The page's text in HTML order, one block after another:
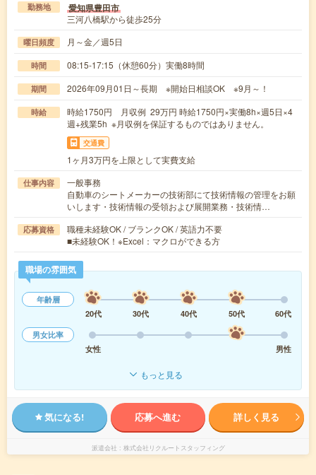
勤務地 愛知県豊田市
三河八橋駅から徒歩25分
曜日頻度 月～金／週5日
時間 08:15-17:15（休憩60分）実働8時間
期間 2026年09月01日～長期 ※開始日相談OK ※9月～！
時給
時給1750円 月収例 29万円 時給1750円×実働8h×週5日×4
週+残業5h ※月収例を保証するものではありません。
交通費
1ヶ月3万円を上限として実費支給
仕事内容
一般事務
自動車のシートメーカーの技術部にて技術情報の管理をお願
いします・技術情報の受領および展開業務・技術情…
応募資格
職種未経験OK / ブランクOK / 英語力不要
■未経験OK！※Excel：マクロができる方
職場の雰囲気
年齢層
20代
30代 40代 50代
60代
男女比率
女性
男性
もっと見る
気になる! 応募へ進む 詳しく見る
派遣会社 株式会社リクルートスタッフィング